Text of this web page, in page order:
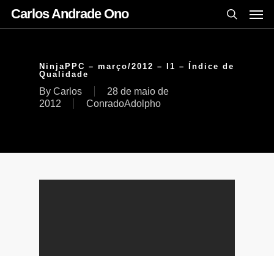
Carlos Andrade Ono
NinjaPPC – março/2012 – I1 – Índice de
Qualidade
By Carlos
28 de maio de
2012
ConradoAdolpho